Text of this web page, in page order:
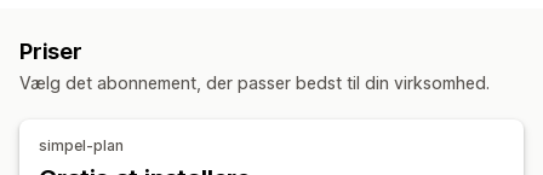
Priser
Vælg det abonnement, der passer bedst til din virksomhed.
simpel-plan